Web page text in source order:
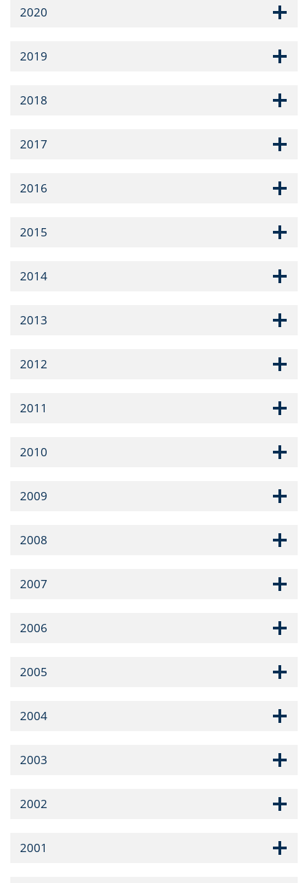
2020
2019
2018
2017
2016
2015
2014
2013
2012
2011
2010
2009
2008
2007
2006
2005
2004
2003
2002
2001